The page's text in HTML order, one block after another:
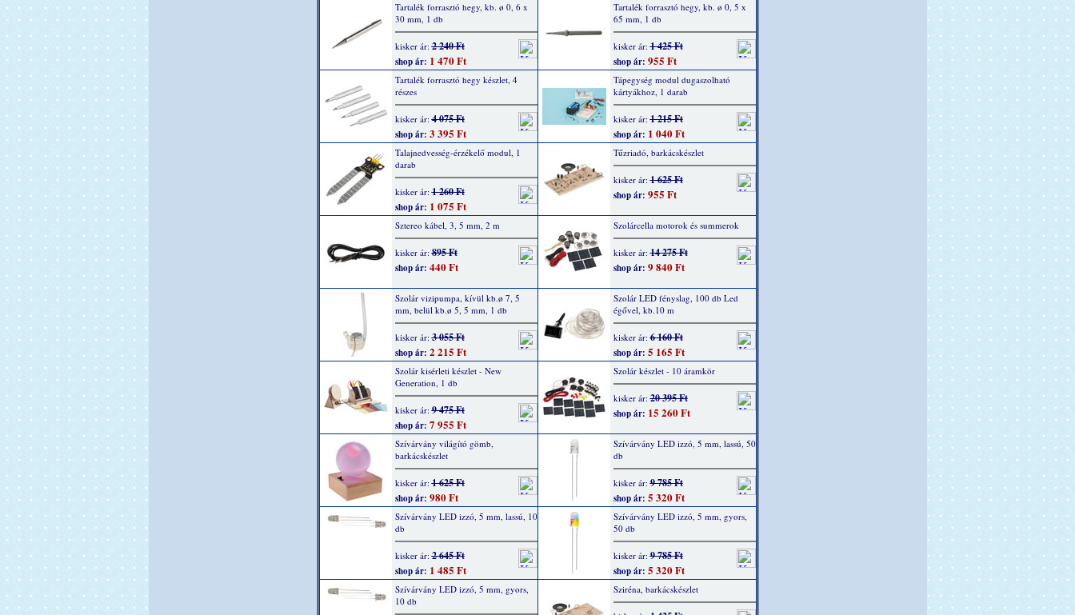
Tartalék forrasztó hegy, kb. ø 0, 6 x
30 mm, 1 db
kisker ár:2 240 Ft
shop ár: 1 470 Ft
Tartalék forrasztó hegy, kb. ø 0, 5 x
65 mm, 1 db
kisker ár:1 425 Ft
shop ár: 955 Ft
Tartalék forrasztó hegy készlet, 4
részes
kisker ár:4 075 Ft
shop ár: 3 395 Ft
Tápegység modul dugaszolható
kártyákhoz, 1 darab
kisker ár:1 215 Ft
shop ár: 1 040 Ft
Talajnedvesség-érzékelő modul, 1
darab
kisker ár:1 260 Ft
shop ár: 1 075 Ft
Tűzriadó, barkácskészlet
kisker ár:1 625 Ft
shop ár: 955 Ft
Sztereo kábel, 3, 5 mm, 2 m
kisker ár:895 Ft
shop ár: 440 Ft
Szolárcella motorok és summerok
kisker ár:14 275 Ft
shop ár: 9 840 Ft
Szolár vizipumpa, kívül kb.ø 7, 5
mm, belül kb.ø 5, 5 mm, 1 db
kisker ár:3 055 Ft
shop ár: 2 215 Ft
Szolár LED fényslag, 100 db Led
égővel, kb.10 m
kisker ár:6 160 Ft
shop ár: 5 165 Ft
Szolár kisérleti készlet - New
Generation, 1 db
kisker ár:9 475 Ft
shop ár: 7 955 Ft
Szolár készlet - 10 áramkör
kisker ár:20 395 Ft
shop ár: 15 260 Ft
Szívárvány világító gömb,
barkácskészlet
kisker ár:1 625 Ft
shop ár: 980 Ft
Szívárvány LED izzó, 5 mm, lassú, 50
db
kisker ár:9 785 Ft
shop ár: 5 320 Ft
Szívárvány LED izzó, 5 mm, lassú, 10
db
kisker ár:2 645 Ft
shop ár: 1 485 Ft
Szívárvány LED izzó, 5 mm, gyors,
50 db
kisker ár:9 785 Ft
shop ár: 5 320 Ft
Szívárvány LED izzó, 5 mm, gyors,
10 db
Sziréna, barkácskészlet